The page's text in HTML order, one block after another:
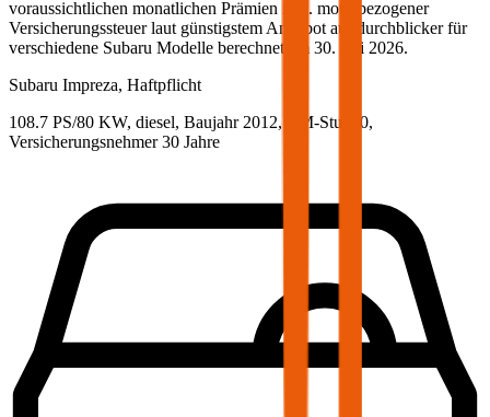
voraussichtlichen monatlichen Prämien inkl. motorbezogener
Versicherungssteuer laut günstigstem Angebot auf durchblicker für
verschiedene Subaru Modelle berechnet am 30. Juli 2026.
Subaru Impreza, Haftpflicht
108.7 PS/80 KW, diesel, Baujahr 2012, BM-Stufe 0,
Versicherungsnehmer 30 Jahre